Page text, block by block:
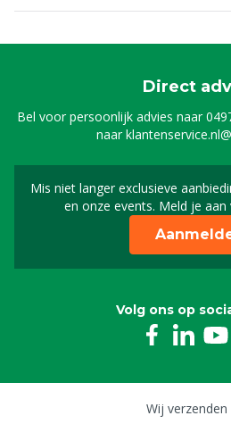
Direct
Bel voor persoonlijk advies naar
naar
Mis niet langer exclusieve
en onze events. Meld je
Volg ons op
Wij